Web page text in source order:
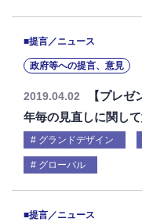
■提言／ニュース
政府等への提言、意見
2019.04.02
【プレ
年毎の見直しに関し
グランドデザイン
グローバル
■提言／ニュース